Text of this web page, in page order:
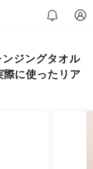
ジングタオル
際に使ったリア